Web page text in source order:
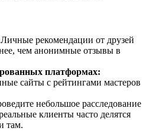
Личные рекомендации от друзей
чем анонимные отзывы в
платформах:
сайты с рейтингами мастеров
небольшое расследование
клиенты часто делятся
там.